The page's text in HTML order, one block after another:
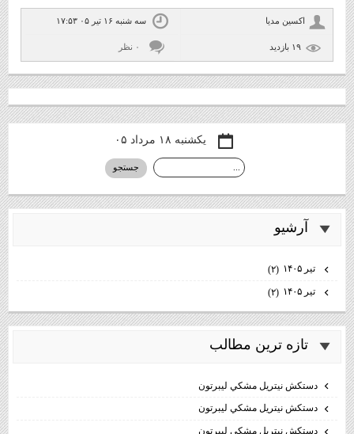
اكسين مديا سه شنبه ۱۶ تیر ۰۵ ۱۷:۵۳
۰ نظر
یکشنبه ۱۸ مرداد ۰۵
آرشيو
تیر ۱۴۰۵
(۲)
تیر ۱۴۰۵
(۲)
تازه ترين مطالب
دستكش نيتريل مشكي ليبرتون
دستكش نيتريل مشكي ليبرتون
دستكش نيتريل مشكي ليبرتون